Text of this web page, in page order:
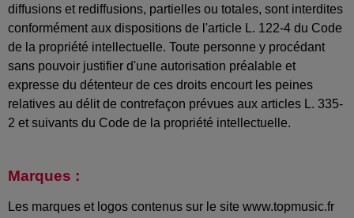
diffusions et rediffusions, partielles ou totales, sont interdites
conformément aux dispositions de l'article L. 122-4 du Code
de la propriété intellectuelle. Toute personne y procédant
sans pouvoir justifier d'une autorisation préalable et
expresse du détenteur de ces droits encourt les peines
relatives au délit de contrefaçon prévues aux articles L. 335-
2 et suivants du Code de la propriété intellectuelle.
Marques :
Les marques et logos contenus sur le site www.topmusic.fr